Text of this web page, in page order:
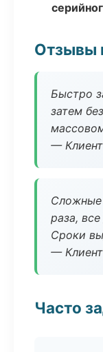
Отзывы
Быстро
затем
—
Сложные
раза,
Сроки
—
Часто